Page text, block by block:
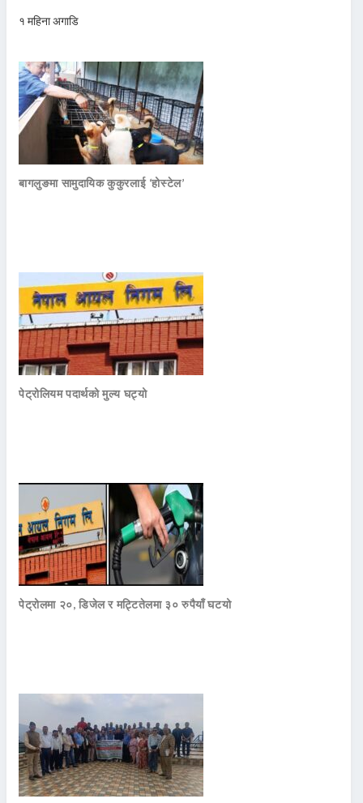
१ महिना अगाडि
बागलुङमा सामुदायिक कुकुरलाई ‘होस्टेल’
पेट्रोलियम पदार्थको मुल्य घट्यो
पेट्रोलमा २०, डिजेल र मट्टितेलमा ३० रुपैयाँ घटयो